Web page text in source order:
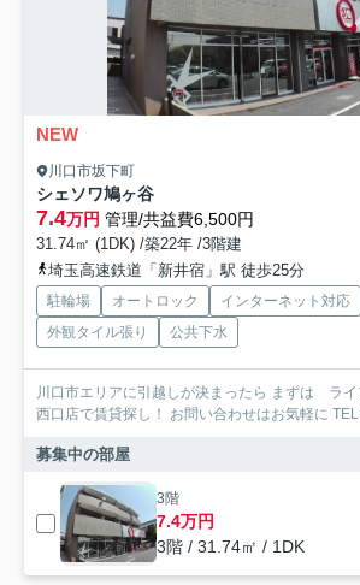
NEW
川口市坂下町
シェソワ鳩ヶ谷
7.4万円 管理/共益費6,500円
31.74㎡ (1DK) /築22年 /3階建
埼玉高速鉄道「新井宿」駅 徒歩25分
駐輪場 オートロック インターネット対応
外観タイル張り
公共下水
川口市エリアに引越しが決まったら まずは ラ
西口店で賃貸探し！ お問い合わせはお気軽に
募集中の部屋
3階
7.4万円
3階 / 31.74㎡ / 1DK